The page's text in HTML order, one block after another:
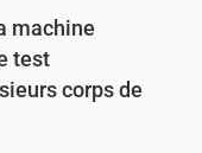
machine
test
corps de